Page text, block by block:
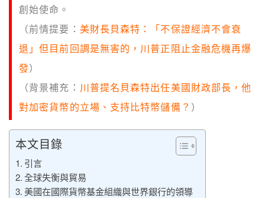
創始使命。
（前情提要： 美財長貝森特：「不保證經濟不會衰
退」但目前回調是無害的，川普正阻止金融危機再爆
發）
（背景補充： 川普提名貝森特出任美國財政部長，他
對加密貨幣的立場、支持比特幣儲備？ ）
本文目錄
引言
全球失衡與貿易
美國在國際貨幣基金組織與世界銀行的領導